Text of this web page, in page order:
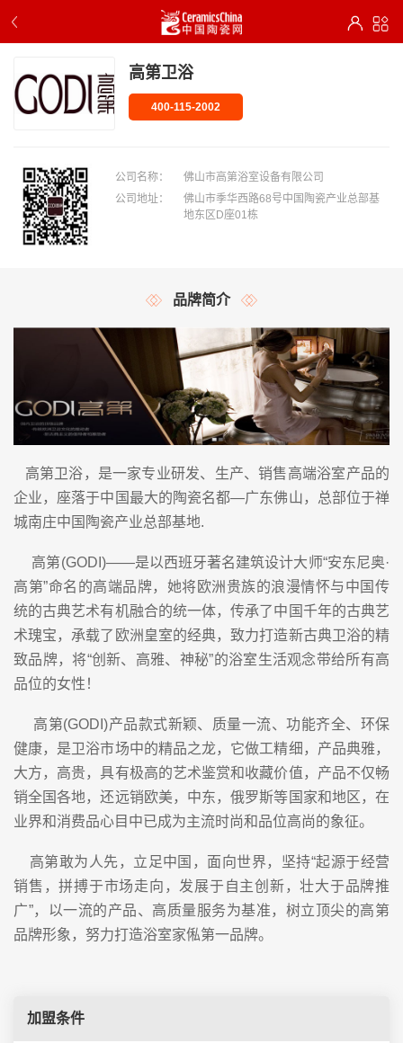
高第卫浴
400-115-2002
公司名称：
佛山市高第浴室设备有限公司
公司地址：
佛山市季华西路68号中国陶瓷产业总部基
地东区D座01栋
品牌简介
高第卫浴，是一家专业研发、生产、销售高端浴室产品的
企业，座落于中国最大的陶瓷名都—广东佛山，总部位于禅
城南庄中国陶瓷产业总部基地.
高第(GODI)——是以西班牙著名建筑设计大师“安东尼奥·
高第”命名的高端品牌，她将欧洲贵族的浪漫情怀与中国传
统的古典艺术有机融合的统一体，传承了中国千年的古典艺
术瑰宝，承载了欧洲皇室的经典，致力打造新古典卫浴的精
致品牌，将“创新、高雅、神秘”的浴室生活观念带给所有高
品位的女性！
高第(GODI)产品款式新颖、质量一流、功能齐全、环保
健康，是卫浴市场中的精品之龙，它做工精细，产品典雅，
大方，高贵，具有极高的艺术鉴赏和收藏价值，产品不仅畅
销全国各地，还远销欧美，中东，俄罗斯等国家和地区，在
业界和消费品心目中已成为主流时尚和品位高尚的象征。
高第敢为人先，立足中国，面向世界，坚持“起源于经营
销售，拼搏于市场走向，发展于自主创新，壮大于品牌推
广”，以一流的产品、高质量服务为基准，树立顶尖的高第
品牌形象，努力打造浴室家俬第一品牌。
加盟条件